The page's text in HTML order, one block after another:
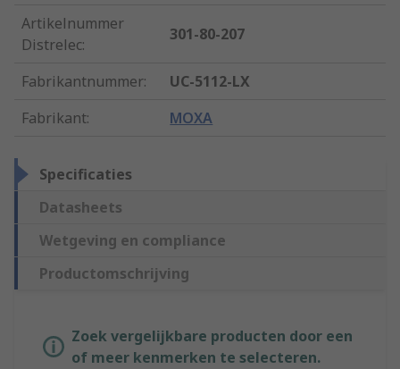
Artikelnummer
Distrelec:
301-80-207
Fabrikantnummer:
UC-5112-LX
Fabrikant: MOXA
Specificaties
Datasheets
Wetgeving en compliance
Productomschrijving
Zoek vergelijkbare producten door een
of meer kenmerken te selecteren.